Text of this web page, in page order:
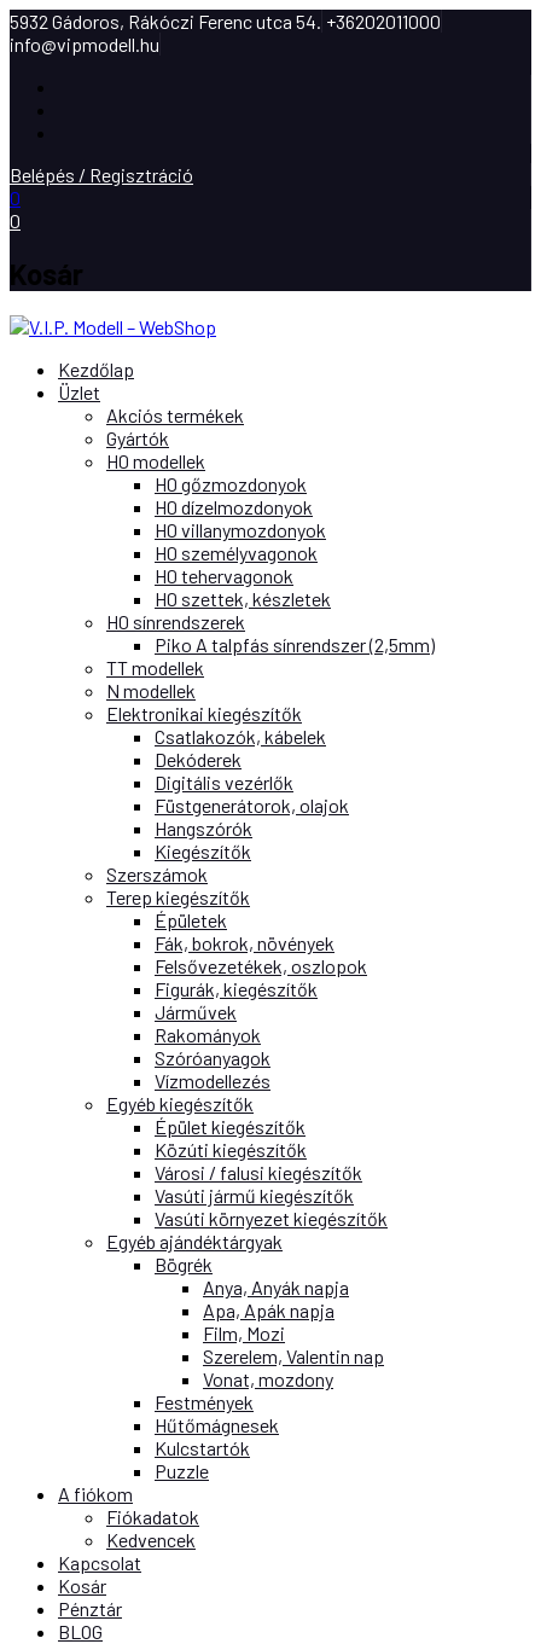
5932 Gádoros, Rákóczi Ferenc utca 54. +36202011000
info@vipmodell.hu
Belépés / Regisztráció
0
0
Kosár
Kezdőlap
Üzlet
Akciós termékek
Gyártók
H0 modellek
H0 gőzmozdonyok
H0 dízelmozdonyok
H0 villanymozdonyok
H0 személyvagonok
H0 tehervagonok
H0 szettek, készletek
H0 sínrendszerek
Piko A talpfás sínrendszer (2,5mm)
TT modellek
N modellek
Elektronikai kiegészítők
Csatlakozók, kábelek
Dekóderek
Digitális vezérlők
Füstgenerátorok, olajok
Hangszórók
Kiegészítők
Szerszámok
Terep kiegészítők
Épületek
Fák, bokrok, növények
Felsővezetékek, oszlopok
Figurák, kiegészítők
Járművek
Rakományok
Szóróanyagok
Vízmodellezés
Egyéb kiegészítők
Épület kiegészítők
Közúti kiegészítők
Városi / falusi kiegészítők
Vasúti jármű kiegészítők
Vasúti környezet kiegészítők
Egyéb ajándéktárgyak
Bögrék
Anya, Anyák napja
Apa, Apák napja
Film, Mozi
Szerelem, Valentin nap
Vonat, mozdony
Festmények
Hűtőmágnesek
Kulcstartók
Puzzle
A fiókom
Fiókadatok
Kedvencek
Kapcsolat
Kosár
Pénztár
BLOG